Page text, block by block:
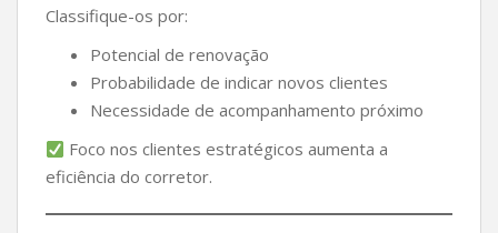
Classifique-os por:
Potencial de renovação
Probabilidade de indicar novos clientes
Necessidade de acompanhamento próximo
Foco nos clientes estratégicos aumenta a
eficiência do corretor.